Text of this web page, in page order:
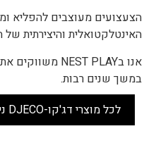
הצעצועים מעוצבים להפליא
האינטלקטואלית והיצירתית של
אנו בNEST PLAY משווקים את חברת
במשך שנים רבות.
לכל מוצרי דג'קו-DJECO נימיגו